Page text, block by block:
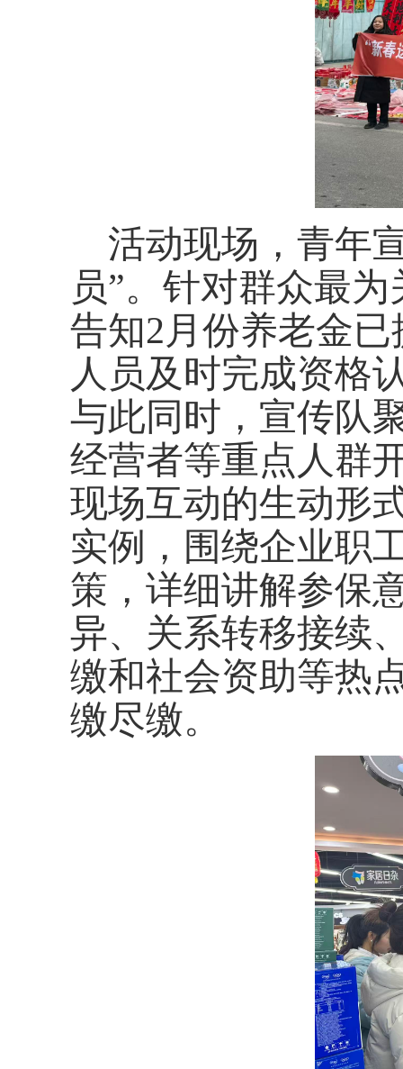
活动现场，青年
员”。针对群众最
告知2月份养老金
人员及时完成资格
与此同时，宣传队
经营者等重点人群
现场互动的生动形
实例，围绕企业职
策，详细讲解参保
异、关系转移接续
缴和社会资助等热
缴尽缴。